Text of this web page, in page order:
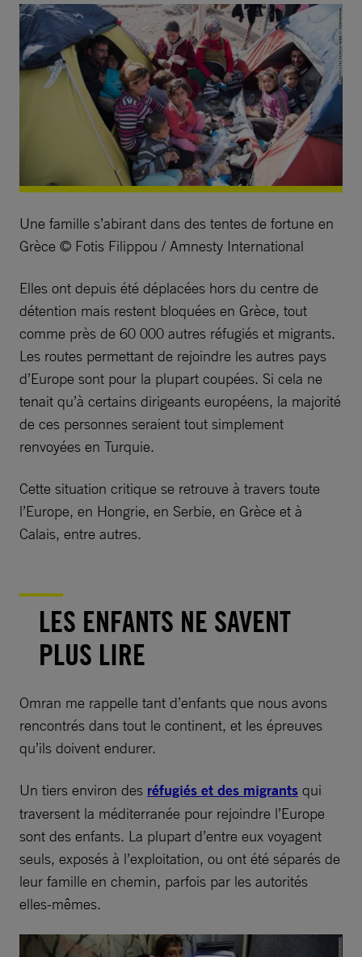
Une famille s’abirant dans des tentes de fortune en
Grèce © Fotis Filippou / Amnesty International
Elles ont depuis été déplacées hors du centre de
détention mais restent bloquées en Grèce, tout
comme près de 60 000 autres réfugiés et migrants.
Les routes permettant de rejoindre les autres pays
d’Europe sont pour la plupart coupées. Si cela ne
tenait qu’à certains dirigeants européens, la majorité
de ces personnes seraient tout simplement
renvoyées en Turquie.
Cette situation critique se retrouve à travers toute
l’Europe, en Hongrie, en Serbie, en Grèce et à
Calais, entre autres.
LES ENFANTS NE SAVENT
PLUS LIRE
Omran me rappelle tant d’enfants que nous avons
rencontrés dans tout le continent, et les épreuves
qu’ils doivent endurer.
Un tiers environ des réfugiés et des migrants qui
traversent la méditerranée pour rejoindre l’Europe
sont des enfants. La plupart d’entre eux voyagent
seuls, exposés à l’exploitation, ou ont été séparés de
leur famille en chemin, parfois par les autorités
elles-mêmes.